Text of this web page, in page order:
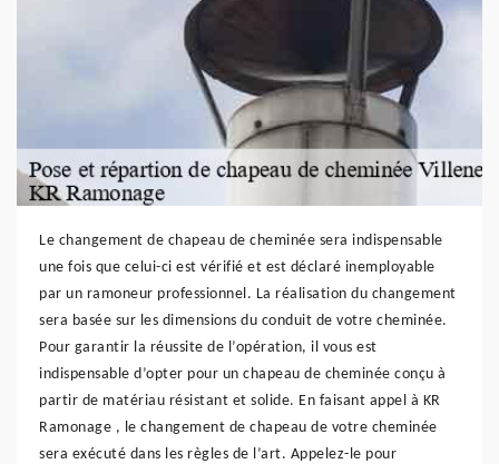
Le changement de chapeau de cheminée sera indispensable
une fois que celui-ci est vérifié et est déclaré inemployable
par un ramoneur professionnel. La réalisation du changement
sera basée sur les dimensions du conduit de votre cheminée.
Pour garantir la réussite de l’opération, il vous est
indispensable d’opter pour un chapeau de cheminée conçu à
partir de matériau résistant et solide. En faisant appel à KR
Ramonage , le changement de chapeau de votre cheminée
sera exécuté dans les règles de l’art. Appelez-le pour